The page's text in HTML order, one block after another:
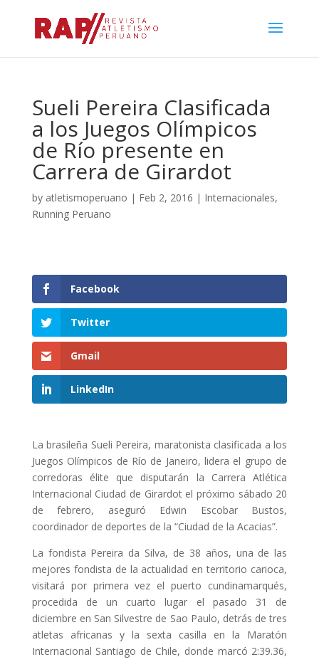
Sueli Pereira Clasificada
a los Juegos Olímpicos
de Río presente en
Carrera de Girardot
by atletismoperuano | Feb 2, 2016 | Internacionales,
Running Peruano
Facebook
Twitter
Gmail
LinkedIn
La brasileña Sueli Pereira, maratonista clasificada a los
Juegos Olímpicos de Río de Janeiro, lidera el grupo de
corredoras élite que disputarán la Carrera Atlética
Internacional Ciudad de Girardot el próximo sábado 20
de febrero, aseguró Edwin Escobar Bustos,
coordinador de deportes de la “Ciudad de la Acacias”.
La fondista Pereira da Silva, de 38 años, una de las
mejores fondista de la actualidad en territorio carioca,
visitará por primera vez el puerto cundinamarqués,
procedida de un cuarto lugar el pasado 31 de
diciembre en San Silvestre de Sao Paulo, detrás de tres
atletas africanas y la sexta casilla en la Maratón
Internacional Santiago de Chile, donde marcó 2:39.36,